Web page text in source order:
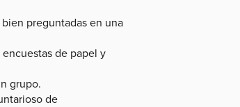
preguntadas en una
de papel y
grupo.
de